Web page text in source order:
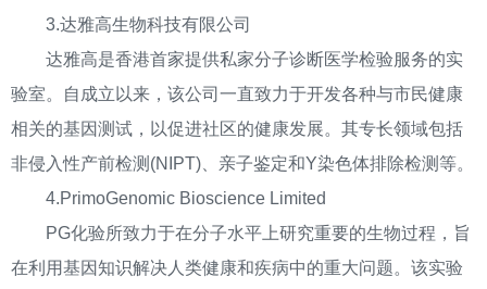
3.达雅高生物科技有限公司
达雅高是香港首家提供私家分子诊断医学检验服务的实
验室。自成立以来，该公司一直致力于开发各种与市民健康
相关的基因测试，以促进社区的健康发展。其专长领域包括
非侵入性产前检测(NIPT)、亲子鉴定和Y染色体排除检测等。
4.PrimoGenomic Bioscience Limited
PG化验所致力于在分子水平上研究重要的生物过程，旨
在利用基因知识解决人类健康和疾病中的重大问题。该实验